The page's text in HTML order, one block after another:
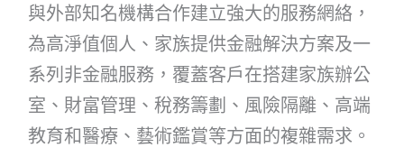
與外部知名機構合作建立強大的服務網絡，
為高淨值個人、家族提供金融解決方案及一
系列非金融服務，覆蓋客戶在搭建家族辦公
室、財富管理、稅務籌劃、風險隔離、高端
教育和醫療、藝術鑑賞等方面的複雜需求。